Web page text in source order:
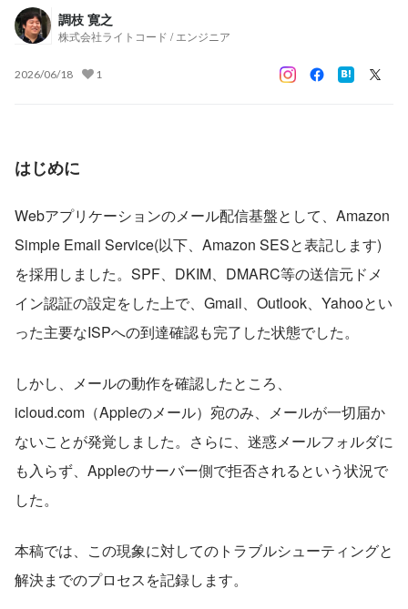
調枝 寛之
株式会社ライトコード / エンジニア
2026/06/18 1
はじめに
Webアプリケーションのメール配信基盤として、Amazon
Simple Email Service(以下、Amazon SESと表記します)
を採用しました。SPF、DKIM、DMARC等の送信元ドメ
イン認証の設定をした上で、Gmail、Outlook、Yahooとい
った主要なISPへの到達確認も完了した状態でした。
しかし、メールの動作を確認したところ、
icloud.com（Appleのメール）宛のみ、メールが一切届か
ないことが発覚しました。さらに、迷惑メールフォルダに
も入らず、Appleのサーバー側で拒否されるという状況で
した。
本稿では、この現象に対してのトラブルシューティングと
解決までのプロセスを記録します。